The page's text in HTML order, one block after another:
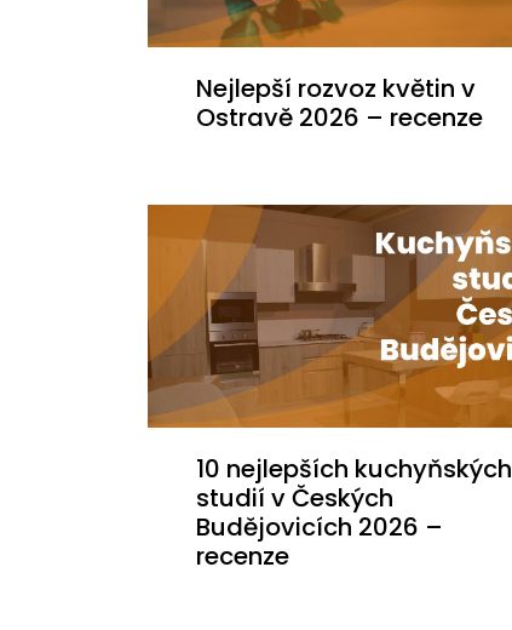
Nejlepší rozvoz květin v
Ostravě 2026 – recenze
10 nejlepších kuchyňských
studií v Českých
Budějovicích 2026 –
recenze